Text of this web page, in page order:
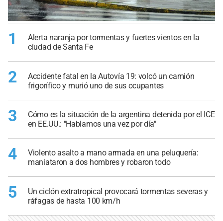
1
Alerta naranja por tormentas y fuertes vientos en la
ciudad de Santa Fe
2
Accidente fatal en la Autovía 19: volcó un camión
frigorífico y murió uno de sus ocupantes
3
Cómo es la situación de la argentina detenida por el ICE
en EE.UU.: "Hablamos una vez por día"
4
Violento asalto a mano armada en una peluquería:
maniataron a dos hombres y robaron todo
5
Un ciclón extratropical provocará tormentas severas y
ráfagas de hasta 100 km/h